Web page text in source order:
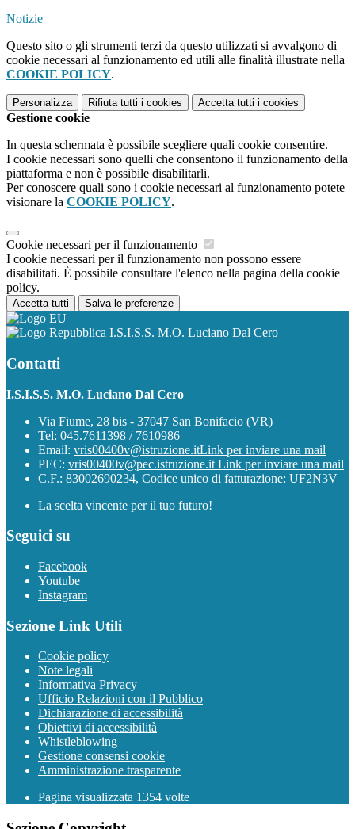
Notizie
Questo sito o gli strumenti terzi da questo utilizzati si avvalgono di
cookie necessari al funzionamento ed utili alle finalità illustrate nella
COOKIE POLICY.
Personalizza Rifiuta tutti i cookies Accetta tutti i cookies
Gestione cookie
In questa schermata è possibile scegliere quali cookie consentire.
I cookie necessari sono quelli che consentono il funzionamento della
piattaforma e non è possibile disabilitarli.
Per conoscere quali sono i cookie necessari al funzionamento potete
visionare la COOKIE POLICY.
Cookie necessari per il funzionamento
I cookie necessari per il funzionamento non possono essere
disabilitati. È possibile consultare l'elenco nella pagina della cookie
policy.
Accetta tutti Salva le preferenze
I.S.I.S.S. M.O. Luciano Dal Cero
Contatti
I.S.I.S.S. M.O. Luciano Dal Cero
Via Fiume, 28 bis - 37047 San Bonifacio (VR)
Tel: 045.7611398 / 7610986
Email: vris00400v@istruzione.itLink per inviare una mail
PEC: vris00400v@pec.istruzione.it Link per inviare una mail
C.F.: 83002690234, Codice unico di fatturazione: UF2N3V
La scelta vincente per il tuo futuro!
Seguici su
Facebook
Youtube
Instagram
Sezione Link Utili
Cookie policy
Note legali
Informativa Privacy
Ufficio Relazioni con il Pubblico
Dichiarazione di accessibilità
Obiettivi di accessibilità
Whistleblowing
Gestione consensi cookie
Amministrazione trasparente
Pagina visualizzata 1354 volte